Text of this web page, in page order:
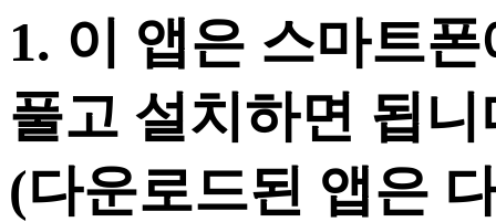
1. 이 앱은 스마트
풀고 설치하면 됩니
(다운로드된 앱은